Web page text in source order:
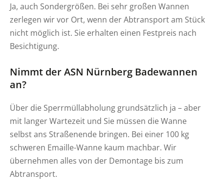
Ja, auch Sondergrößen. Bei sehr großen Wannen
zerlegen wir vor Ort, wenn der Abtransport am Stück
nicht möglich ist. Sie erhalten einen Festpreis nach
Besichtigung.
Nimmt der ASN Nürnberg Badewannen
an?
Über die Sperrmüllabholung grundsätzlich ja – aber
mit langer Wartezeit und Sie müssen die Wanne
selbst ans Straßenende bringen. Bei einer 100 kg
schweren Emaille-Wanne kaum machbar. Wir
übernehmen alles von der Demontage bis zum
Abtransport.